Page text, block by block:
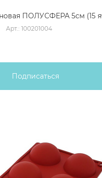
ПОЛУСФЕРА 5см (15
Арт.: 100201004
Подписаться